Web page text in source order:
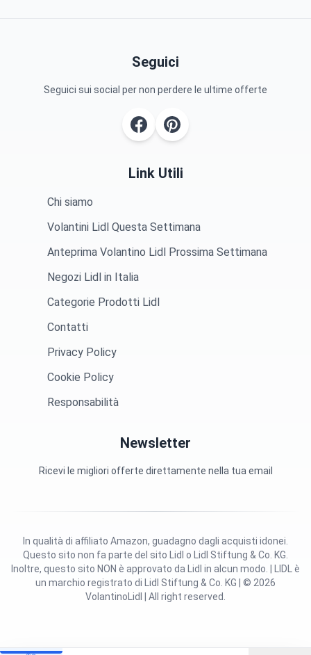
Seguici
Seguici sui social per non perdere le ultime offerte
Link Utili
Chi siamo
Volantini Lidl Questa Settimana
Anteprima Volantino Lidl Prossima Settimana
Negozi Lidl in Italia
Categorie Prodotti Lidl
Contatti
Privacy Policy
Cookie Policy
Responsabilità
Newsletter
Ricevi le migliori offerte direttamente nella tua email
Questo sito non fa parte del sito Lidl o Lidl Stiftung & Co. KG.
Inoltre, questo sito NON è approvato da Lidl in alcun modo. | LIDL è
un marchio registrato di Lidl Stiftung & Co. KG | © 2026
VolantinoLidl | All right reserved.
In qualità di affiliato Amazon, guadagno dagli acquisti idonei.